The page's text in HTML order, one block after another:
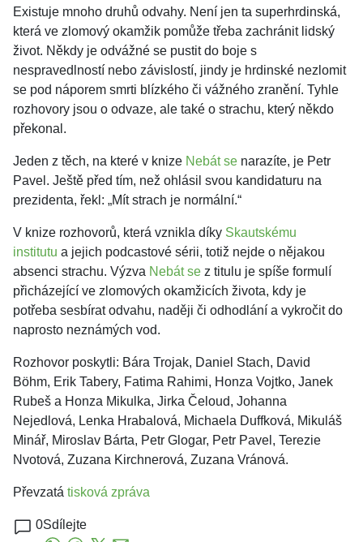
Existuje mnoho druhů odvahy. Není jen ta superhrdinská,
která ve zlomový okamžik pomůže třeba zachránit lidský
život. Někdy je odvážné se pustit do boje s
nespravedlností nebo závislostí, jindy je hrdinské nezlomit
se pod náporem smrti blízkého či vážného zranění. Tyhle
rozhovory jsou o odvaze, ale také o strachu, který někdo
překonal.
Jeden z těch, na které v knize Nebát se narazíte, je Petr
Pavel. Ještě před tím, než ohlásil svou kandidaturu na
prezidenta, řekl: „Mít strach je normální.“
V knize rozhovorů, která vznikla díky Skautskému
institutu a jejich podcastové sérii, totiž nejde o nějakou
absenci strachu. Výzva Nebát se z titulu je spíše formulí
přicházející ve zlomových okamžicích života, kdy je
potřeba sesbírat odvahu, naději či odhodlání a vykročit do
naprosto neznámých vod.
Rozhovor poskytli: Bára Trojak, Daniel Stach, David
Böhm, Erik Tabery, Fatima Rahimi, Honza Vojtko, Janek
Rubeš a Honza Mikulka, Jirka Čeloud, Johanna
Nejedlová, Lenka Hrabalová, Michaela Duffková, Mikuláš
Minář, Miroslav Bárta, Petr Glogar, Petr Pavel, Terezie
Nvotová, Zuzana Kirchnerová, Zuzana Vránová.
Převzatá tisková zpráva
0Sdílejte